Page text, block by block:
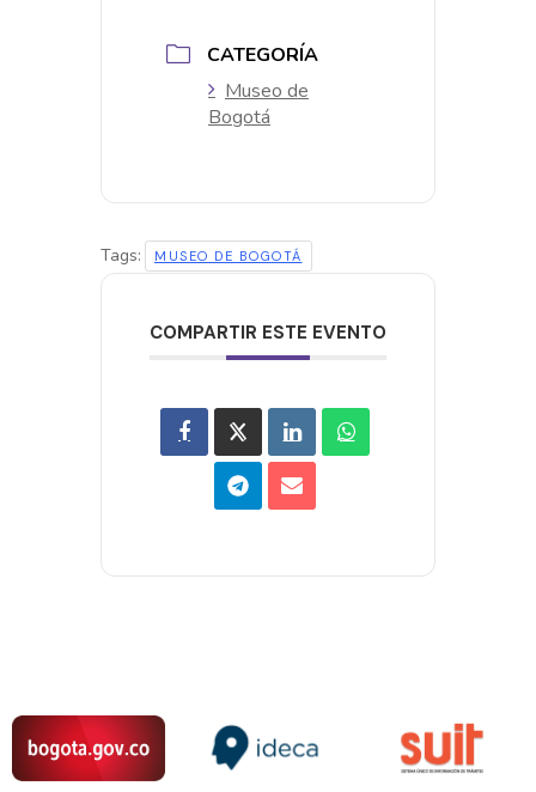
CATEGORÍA
Museo de
Bogotá
Tags: MUSEO DE BOGOTÁ
COMPARTIR ESTE EVENTO